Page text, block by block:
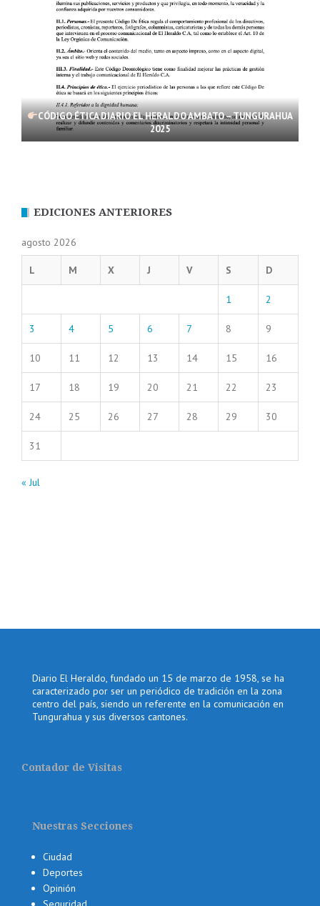
CÓDIGO ÉTICA DIARIO EL HERALDO AMBATO – TUNGURAHUA
2025
EDICIONES ANTERIORES
agosto 2026
L M X J V S D
1 2
3 4 5 6 7 8 9
10 11 12 13 14 15 16
17 18 19 20 21 22 23
24 25 26 27 28 29 30
31
« Jul
Diario El Heraldo, fundado un 15 de marzo de 1958, se ha
caracterizado por ser un periódico de tradición en la zona
centro del país, siendo un referente en la comunicación en
Tungurahua y sus diversos cantones.
Contador de Visitas
Nuestras Secciones
Ciudad
Deportes
Opinión